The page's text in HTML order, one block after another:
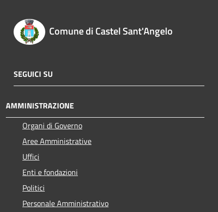
Comune di Castel Sant'Angelo
SEGUICI SU
AMMINISTRAZIONE
Organi di Governo
Aree Amministrative
Uffici
Enti e fondazioni
Politici
Personale Amministrativo